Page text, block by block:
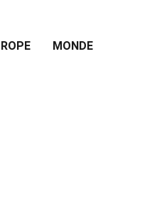
MONDE